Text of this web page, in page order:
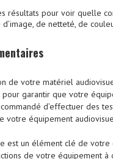
résultats pour voir quelle
de netteté, de
de votre matériel
garantir que votre
d’effectuer des
votre équipement
est un élément clé de
de votre équipement à